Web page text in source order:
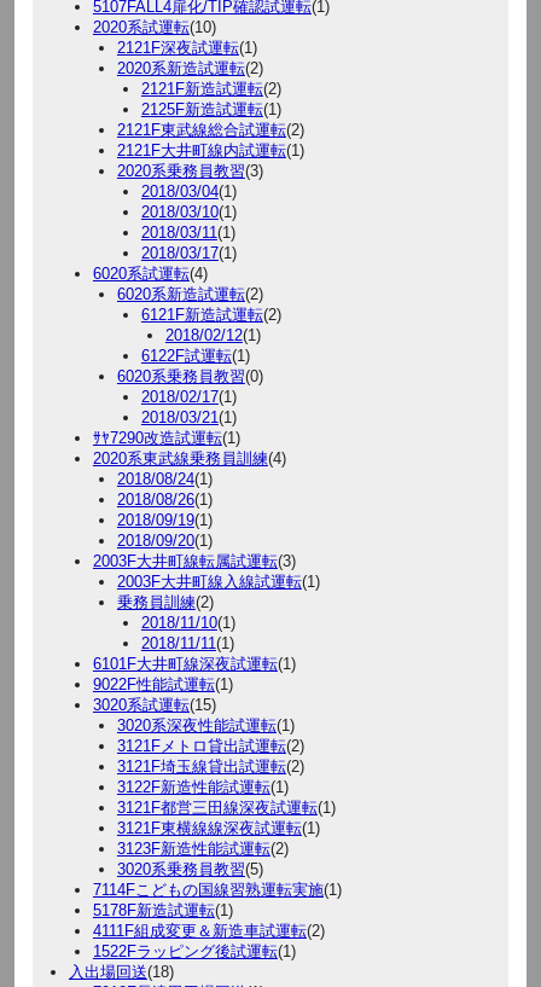
5107FALL4扉化/TIP確認試運転(1)
2020系試運転(10)
2121F深夜試運転(1)
2020系新造試運転(2)
2121F新造試運転(2)
2125F新造試運転(1)
2121F東武線総合試運転(2)
2121F大井町線内試運転(1)
2020系乗務員教習(3)
2018/03/04(1)
2018/03/10(1)
2018/03/11(1)
2018/03/17(1)
6020系試運転(4)
6020系新造試運転(2)
6121F新造試運転(2)
2018/02/12(1)
6122F試運転(1)
6020系乗務員教習(0)
2018/02/17(1)
2018/03/21(1)
ｻﾔ7290改造試運転(1)
2020系東武線乗務員訓練(4)
2018/08/24(1)
2018/08/26(1)
2018/09/19(1)
2018/09/20(1)
2003F大井町線転属試運転(3)
2003F大井町線入線試運転(1)
乗務員訓練(2)
2018/11/10(1)
2018/11/11(1)
6101F大井町線深夜試運転(1)
9022F性能試運転(1)
3020系試運転(15)
3020系深夜性能試運転(1)
3121Fメトロ貸出試運転(2)
3121F埼玉線貸出試運転(2)
3122F新造性能試運転(1)
3121F都営三田線深夜試運転(1)
3121F東横線線深夜試運転(1)
3123F新造性能試運転(2)
3020系乗務員教習(5)
7114Fこどもの国線習熟運転実施(1)
5178F新造試運転(1)
4111F組成変更＆新造車試運転(2)
1522Fラッピング後試運転(1)
入出場回送(18)